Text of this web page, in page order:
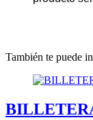
También te puede